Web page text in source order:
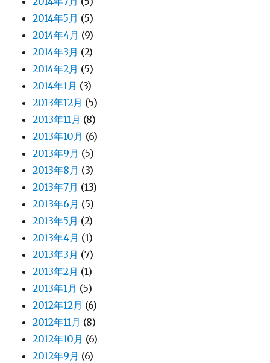
2014年5月 (5)
2014年4月 (9)
2014年3月 (2)
2014年2月 (5)
2014年1月 (3)
2013年12月 (5)
2013年11月 (8)
2013年10月 (6)
2013年9月 (5)
2013年8月 (3)
2013年7月 (13)
2013年6月 (5)
2013年5月 (2)
2013年4月 (1)
2013年3月 (7)
2013年2月 (1)
2013年1月 (5)
2012年12月 (6)
2012年11月 (8)
2012年10月 (6)
2012年9月 (6)